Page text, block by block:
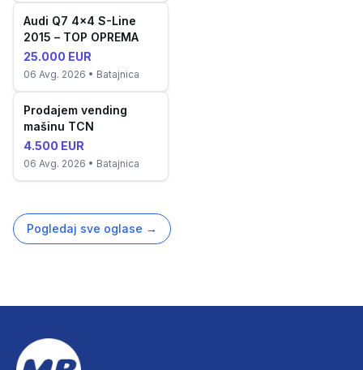
Audi Q7 4x4 S-Line
2015 – TOP OPREMA
25.000 EUR
06 Avg. 2026 • Batajnica
Prodajem vending
mašinu TCN
4.500 EUR
06 Avg. 2026 • Batajnica
Pogledaj sve oglase →